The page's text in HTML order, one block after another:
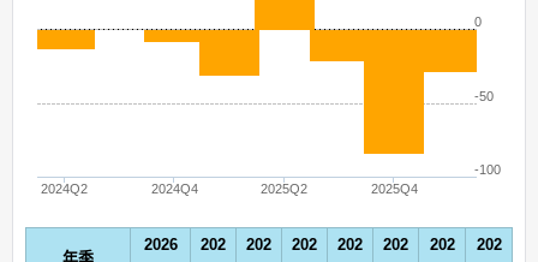
2024Q2 2024Q4 2025Q2 2025Q4
-100
-50
0
年季
2026
202
202
202
202
202
202
202